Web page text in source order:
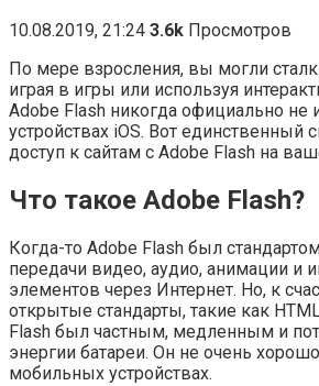
10.08.2019, 21:24 3.6k Просмотров
По мере взросления, вы могли
играя в игры или используя
Adobe Flash никогда официально не
устройствах iOS. Вот единственный
доступ к сайтам с Adobe Flash на
Что такое Adobe Flash?
Когда-то Adobe Flash был
передачи видео, аудио, анимации и
элементов через Интернет. Но, к
открытые стандарты, такие как
Flash был частным, медленным и
энергии батареи. Он не очень
мобильных устройствах.